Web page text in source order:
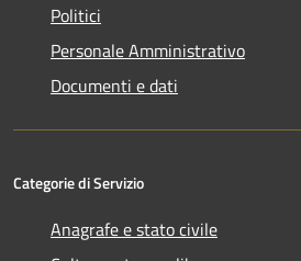
Politici
Personale Amministrativo
Documenti e dati
Categorie di Servizio
Anagrafe e stato civile